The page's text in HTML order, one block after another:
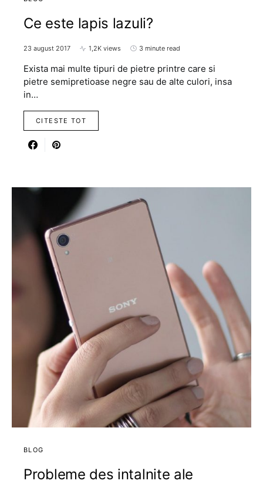
Ce este lapis lazuli?
23 august 2017 1,2K views 3 minute read
Exista mai multe tipuri de pietre printre care si
pietre semipretioase negre sau de alte culori, insa
in…
CITESTE TOT
BLOG
Probleme des intalnite ale